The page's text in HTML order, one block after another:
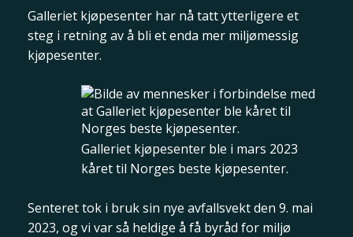
Galleriet kjøpesenter har nå tatt ytterligere et
steg i retning av å bli et enda mer miljømessig
kjøpesenter.
Galleriet kjøpesenter ble i mars 2023
kåret til Norges beste kjøpesenter.
Senteret tok i bruk sin nye avfallsvekt den 9. mai
2023, og vi var så heldige å få byråd for miljø